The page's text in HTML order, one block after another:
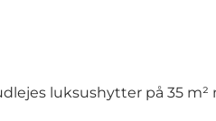
luksushytter på 35 m²